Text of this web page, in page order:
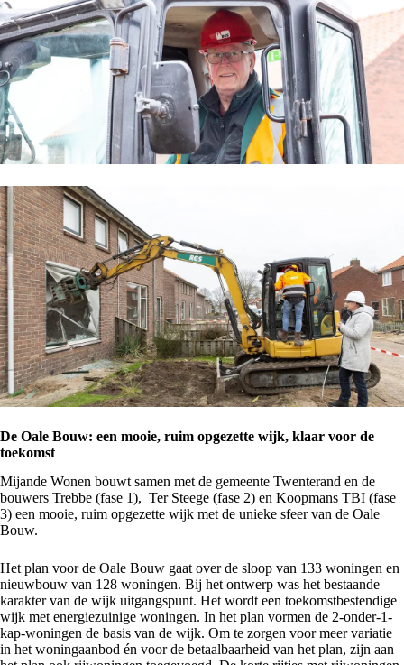
De Oale Bouw: een mooie, ruim opgezette wijk, klaar voor de
toekomst
Mijande Wonen bouwt samen met de gemeente Twenterand en de
bouwers Trebbe (fase 1), Ter Steege (fase 2) en Koopmans TBI (fase
3) een mooie, ruim opgezette wijk met de unieke sfeer van de Oale
Bouw.
Het plan voor de Oale Bouw gaat over de sloop van 133 woningen en
nieuwbouw van 128 woningen. Bij het ontwerp was het bestaande
karakter van de wijk uitgangspunt. Het wordt een toekomstbestendige
wijk met energiezuinige woningen. In het plan vormen de 2-onder-1-
kap-woningen de basis van de wijk. Om te zorgen voor meer variatie
in het woningaanbod én voor de betaalbaarheid van het plan, zijn aan